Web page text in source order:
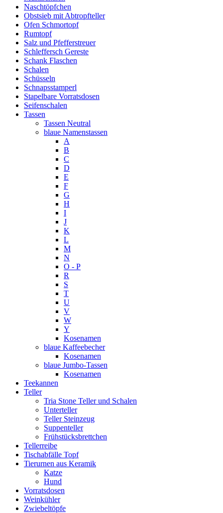
Naschtöpfchen
Obstsieb mit Abtropfteller
Ofen Schmortopf
Rumtopf
Salz und Pfefferstreuer
Schleffersch Gereste
Schank Flaschen
Schalen
Schüsseln
Schnapsstamperl
Stapelbare Vorratsdosen
Seifenschalen
Tassen
Tassen Neutral
blaue Namenstassen
A
B
C
D
E
F
G
H
I
J
K
L
M
N
O - P
R
S
T
U
V
W
Y
Kosenamen
blaue Kaffeebecher
Kosenamen
blaue Jumbo-Tassen
Kosenamen
Teekannen
Teller
Tria Stone Teller und Schalen
Unterteller
Teller Steinzeug
Suppenteller
Frühstücksbrettchen
Tellerreibe
Tischabfälle Topf
Tierurnen aus Keramik
Katze
Hund
Vorratsdosen
Weinkühler
Zwiebeltöpfe